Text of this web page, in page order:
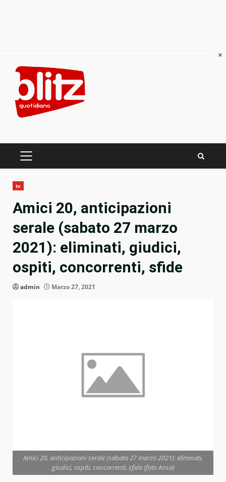
content
PRIMARY
tv
Amici 20, anticipazioni
serale (sabato 27 marzo
2021): eliminati, giudici,
ospiti, concorrenti, sfide
admin Marzo 27, 2021
Amici 20, anticipazioni serale (sabato 27 marzo 2021): eliminati,
giudici, ospiti, concorrenti, sfide (foto Ansa)
×